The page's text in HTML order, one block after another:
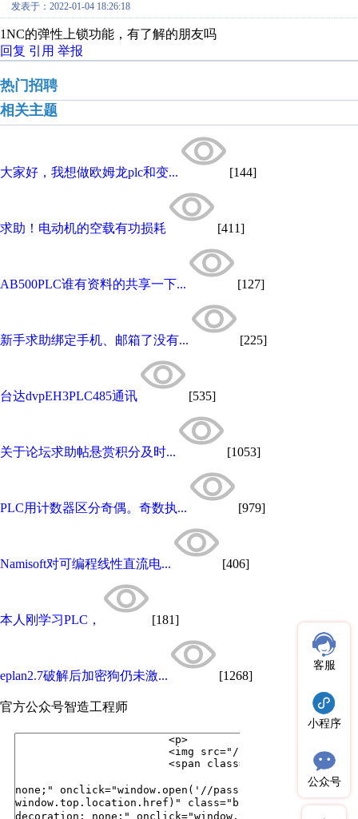
发表于：2022-01-04 18:26:18
1NC的弹性上锁功能，有了解的朋友吗
回复 引用 举报
热门招聘
相关主题
大家好，我想做欧姆龙plc和变... [144]
求助！电动机的空载有功损耗 [411]
AB500PLC谁有资料的共享一下... [127]
新手求助绑定手机、邮箱了没有... [225]
台达dvpEH3PLC485通讯 [535]
关于论坛求助帖悬赏积分及时... [1053]
PLC用计数器区分奇偶。奇数执... [979]
Namisoft对可编程线性直流电... [406]
本人刚学习PLC， [181]
eplan2.7破解后加密狗仍未激... [1268]
官方公众号智造工程师
客服
小程序
公众号